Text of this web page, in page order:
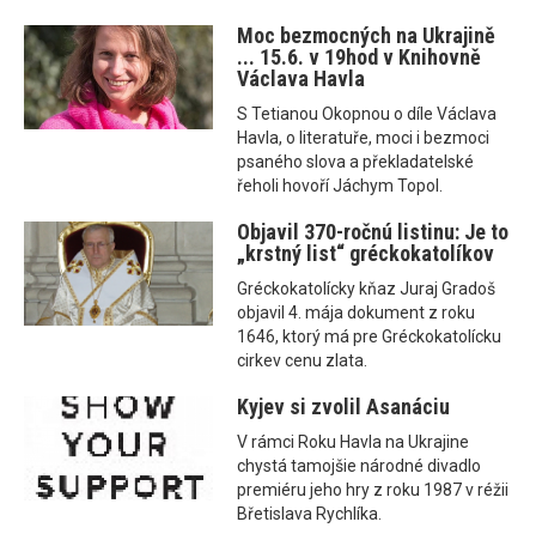
Moc bezmocných na Ukrajině
... 15.6. v 19hod v Knihovně
Václava Havla
S Tetianou Okopnou o díle Václava
Havla, o literatuře, moci i bezmoci
psaného slova a překladatelské
řeholi hovoří Jáchym Topol.
Objavil 370-ročnú listinu: Je to
„krstný list“ gréckokatolíkov
Gréckokatolícky kňaz Juraj Gradoš
objavil 4. mája dokument z roku
1646, ktorý má pre Gréckokatolícku
cirkev cenu zlata.
Kyjev si zvolil Asanáciu
V rámci Roku Havla na Ukrajine
chystá tamojšie národné divadlo
premiéru jeho hry z roku 1987 v réžii
Břetislava Rychlíka.